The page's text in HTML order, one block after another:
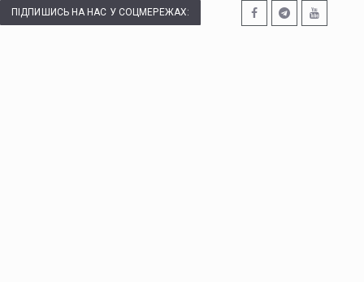
ПІДПИШИСЬ НА НАС У СОЦМЕРЕЖАХ: